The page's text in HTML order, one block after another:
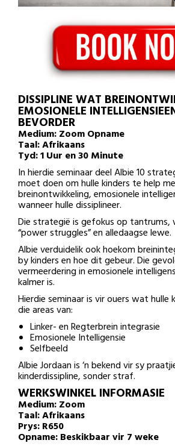
DISSIPLINE WAT
EMOSIONELE
BEVORDER
Medium: Zoom Opname
Taal: Afrikaans
Tyd: 1 Uur en 30 Minute
In hierdie seminaar deel Albie 10
moet doen om hulle kinders te help
breinontwikkeling, emosionele
wanneer hulle dissiplineer.
Die strategië is gefokus op tantrums,
“power struggles” en alledaagse lewe.
Albie verduidelik ook hoekom
by kinders en hoe dit gebeur. Die
vermeerdering in emosionele
kalmer is.
Hierdie seminaar is vir ouers wat hulle
die areas van:
Linker- en Regterbrein integrasie
Emosionele Intelligensie
Selfbeeld
Albie Jordaan is ‘n bekend vir sy
kinderdissipline, sonder straf.
WERKSWINKEL INFORMASIE
Medium: Zoom
Taal: Afrikaans
Prys: R650
Opname: Beskikbaar vir 7 weke